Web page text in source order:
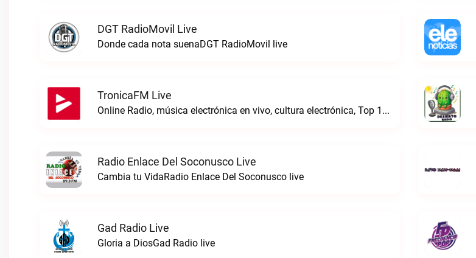
DGT RadioMovil Live
Donde cada nota suenaDGT RadioMovil live
TronicaFM Live
Online Radio, música electrónica en vivo, cultura electrónica, Top 10 semanal, videos, descargasTronicaFM live
Radio Enlace Del Soconusco Live
Cambia tu VidaRadio Enlace Del Soconusco live
Gad Radio Live
Gloria a DiosGad Radio live